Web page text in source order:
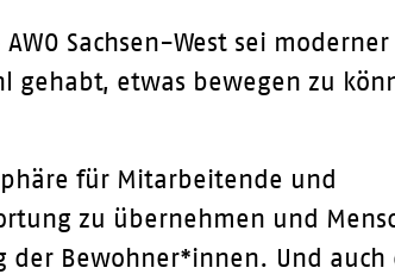
Sachsen-West sei
gehabt, etwas bewegen zu
für Mitarbeitende und
zu übernehmen und
Bewohner*innen. Und auch